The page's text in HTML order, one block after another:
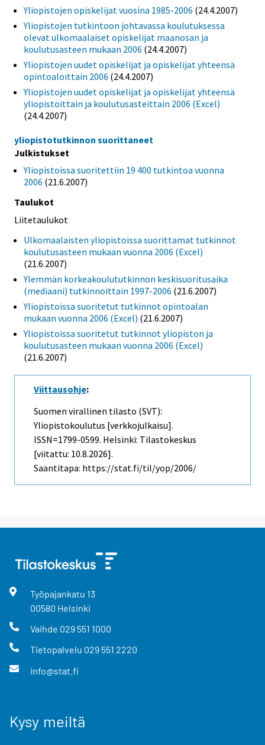
Yliopistojen opiskelijat vuosina 1985-2006 (24.4.2007)
Yliopistojen tutkintoon johtavassa koulutuksessa
olevat ulkomaalaiset opiskelijat maanosan ja
koulutusasteen mukaan 2006 (24.4.2007)
Yliopistojen uudet opiskelijat ja opiskelijat yhteensä
opintoaloittain 2006 (24.4.2007)
Yliopistojen uudet opiskelijat ja opiskelijat yhteensä
yliopistoittain ja koulutusasteittain 2006 (Excel)
(24.4.2007)
yliopistotutkinnon suorittaneet
Julkistukset
Yliopistoissa suoritettiin 19 400 tutkintoa vuonna
2006 (21.6.2007)
Taulukot
Liitetaulukot
Ulkomaalaisten yliopistoissa suorittamat tutkinnot
koulutusasteen mukaan vuonna 2006 (Excel)
(21.6.2007)
Ylemmän korkeakoulututkinnon keskisuoritusaika
(mediaani) tutkinnoittain 1997-2006 (21.6.2007)
Yliopistoissa suoritetut tutkinnot opintoalan
mukaan vuonna 2006 (Excel) (21.6.2007)
Yliopistoissa suoritetut tutkinnot yliopiston ja
koulutusasteen mukaan vuonna 2006 (Excel)
(21.6.2007)
Viittausohje:
Suomen virallinen tilasto (SVT):
Yliopistokoulutus [verkkojulkaisu].
ISSN=1799-0599. Helsinki: Tilastokeskus
[viitattu: 10.8.2026].
Saantitapa: https://stat.fi/til/yop/2006/
Työpajankatu 13
00580 Helsinki
Vaihde 029 551 1000
Tietopalvelu 029 551 2220
info@stat.fi
Kysy meiltä